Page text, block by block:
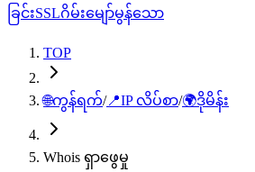
ခြင်းSSLဂိမ်းမျော်မွန်သော
TOP
🌐ကွန်ရက်/📍IP လိပ်စာ/🌍ဒိုမိန်း
Whois ရှာဖွေမှု